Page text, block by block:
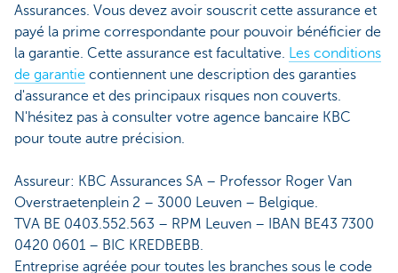
Assurances. Vous devez avoir souscrit cette assurance et
payé la prime correspondante pour pouvoir bénéficier de
la garantie. Cette assurance est facultative. Les conditions
de garantie contiennent une description des garanties
d'assurance et des principaux risques non couverts.
N'hésitez pas à consulter votre agence bancaire KBC
pour toute autre précision.
Assureur: KBC Assurances SA – Professor Roger Van
Overstraetenplein 2 – 3000 Leuven – Belgique.
TVA BE 0403.552.563 – RPM Leuven – IBAN BE43 7300
0420 0601 – BIC KREDBEBB.
Entreprise agréée pour toutes les branches sous le code